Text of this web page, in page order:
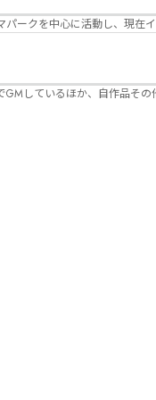
ークを中心に活動し、現在
しているほか、自作品そ